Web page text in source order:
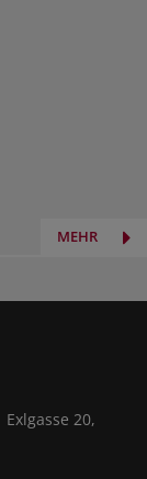
MEHR
20,